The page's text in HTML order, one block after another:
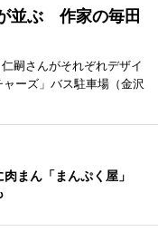
並ぶ 作家の毎田
嗣さんがそれぞれデザイ
ーズ」バス駐車場（金沢
肉まん「まんぷく屋」